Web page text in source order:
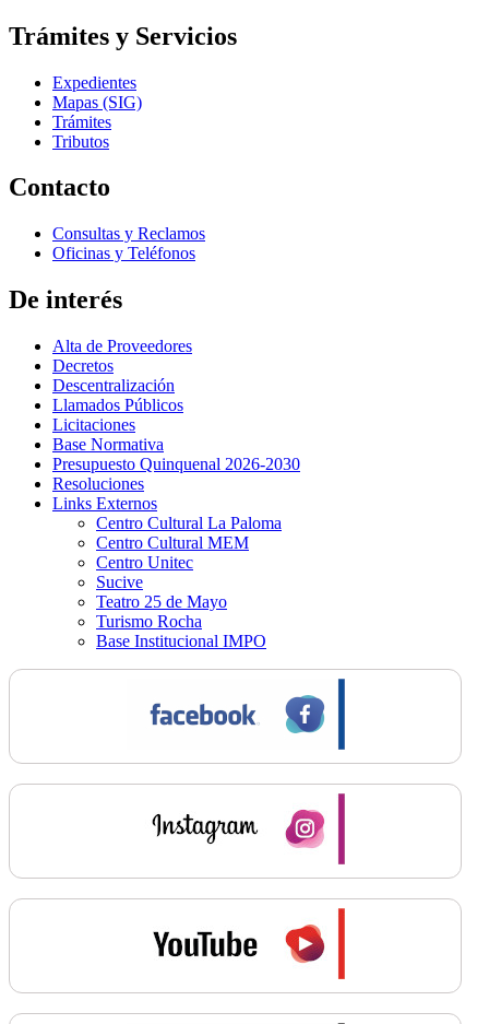
Trámites y Servicios
Expedientes
Mapas (SIG)
Trámites
Tributos
Contacto
Consultas y Reclamos
Oficinas y Teléfonos
De interés
Alta de Proveedores
Decretos
Descentralización
Llamados Públicos
Licitaciones
Base Normativa
Presupuesto Quinquenal 2026-2030
Resoluciones
Links Externos
Centro Cultural La Paloma
Centro Cultural MEM
Centro Unitec
Sucive
Teatro 25 de Mayo
Turismo Rocha
Base Institucional IMPO